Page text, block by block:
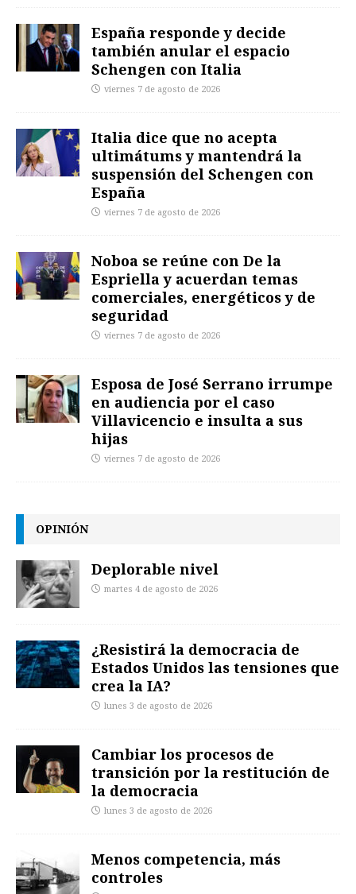
España responde y decide
también anular el espacio
Schengen con Italia
viernes 7 de agosto de 2026
Italia dice que no acepta
ultimátums y mantendrá la
suspensión del Schengen con
España
viernes 7 de agosto de 2026
Noboa se reúne con De la
Espriella y acuerdan temas
comerciales, energéticos y de
seguridad
viernes 7 de agosto de 2026
Esposa de José Serrano irrumpe
en audiencia por el caso
Villavicencio e insulta a sus
hijas
viernes 7 de agosto de 2026
OPINIÓN
Deplorable nivel
martes 4 de agosto de 2026
¿Resistirá la democracia de
Estados Unidos las tensiones que
crea la IA?
lunes 3 de agosto de 2026
Cambiar los procesos de
transición por la restitución de
la democracia
lunes 3 de agosto de 2026
Menos competencia, más
controles